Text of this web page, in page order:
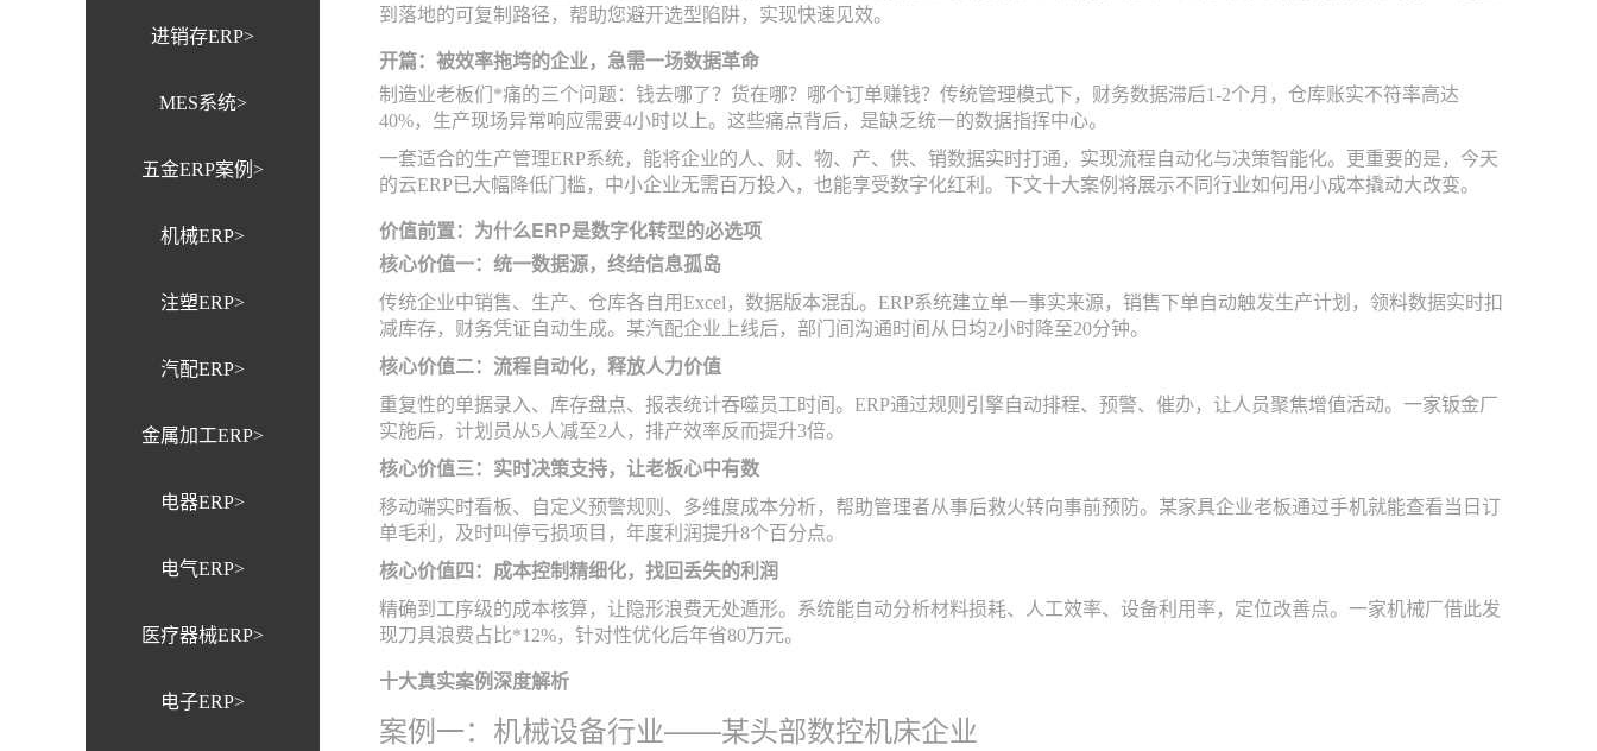
进销存ERP>
MES系统>
五金ERP案例>
机械ERP>
注塑ERP>
汽配ERP>
金属加工ERP>
电器ERP>
电气ERP>
医疗器械ERP>
电子ERP>
到落地的可复制路径，帮助您避开选型陷阱，实现快速见效。
开篇：被效率拖垮的企业，急需一场数据革命
制造业老板们*痛的三个问题：钱去哪了？货在哪？哪个订单赚钱？传统管理模式下，财务数据滞后1-2个月，仓库账实不符率高达
40%，生产现场异常响应需要4小时以上。这些痛点背后，是缺乏统一的数据指挥中心。
一套适合的生产管理ERP系统，能将企业的人、财、物、产、供、销数据实时打通，实现流程自动化与决策智能化。更重要的是，今天
的云ERP已大幅降低门槛，中小企业无需百万投入，也能享受数字化红利。下文十大案例将展示不同行业如何用小成本撬动大改变。
价值前置：为什么ERP是数字化转型的必选项
核心价值一：统一数据源，终结信息孤岛
传统企业中销售、生产、仓库各自用Excel，数据版本混乱。ERP系统建立单一事实来源，销售下单自动触发生产计划，领料数据实时扣
减库存，财务凭证自动生成。某汽配企业上线后，部门间沟通时间从日均2小时降至20分钟。
核心价值二：流程自动化，释放人力价值
重复性的单据录入、库存盘点、报表统计吞噬员工时间。ERP通过规则引擎自动排程、预警、催办，让人员聚焦增值活动。一家钣金厂
实施后，计划员从5人减至2人，排产效率反而提升3倍。
核心价值三：实时决策支持，让老板心中有数
移动端实时看板、自定义预警规则、多维度成本分析，帮助管理者从事后救火转向事前预防。某家具企业老板通过手机就能查看当日订
单毛利，及时叫停亏损项目，年度利润提升8个百分点。
核心价值四：成本控制精细化，找回丢失的利润
精确到工序级的成本核算，让隐形浪费无处遁形。系统能自动分析材料损耗、人工效率、设备利用率，定位改善点。一家机械厂借此发
现刀具浪费占比*12%，针对性优化后年省80万元。
十大真实案例深度解析
案例一：机械设备行业——某头部数控机床企业